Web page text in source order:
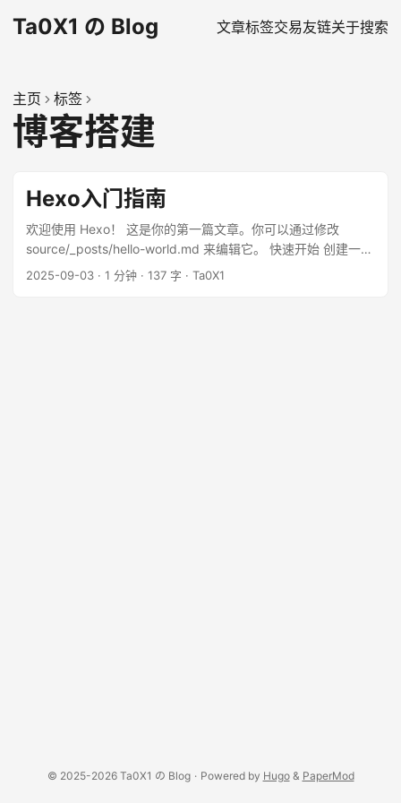
Ta0X1 の Blog 文章标签交易友链关于搜索
主页 标签
博客搭建
Hexo入门指南
欢迎使用 Hexo！ 这是你的第一篇文章。你可以通过修改
source/_posts/hello-world.md 来编辑它。 快速开始 创建一篇
新文章 hexo new "My New Post" 更多信息请查看 Writing。
2025-09-03 · 1 分钟 · 137 字 · Ta0X1
© 2025-2026 Ta0X1 の Blog · Powered by Hugo& PaperMod